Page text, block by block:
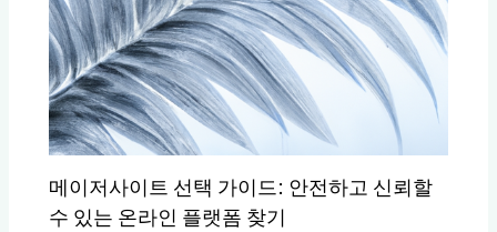
메이저사이트 선택 가이드: 안전하고 신뢰할
수 있는 온라인 플랫폼 찾기